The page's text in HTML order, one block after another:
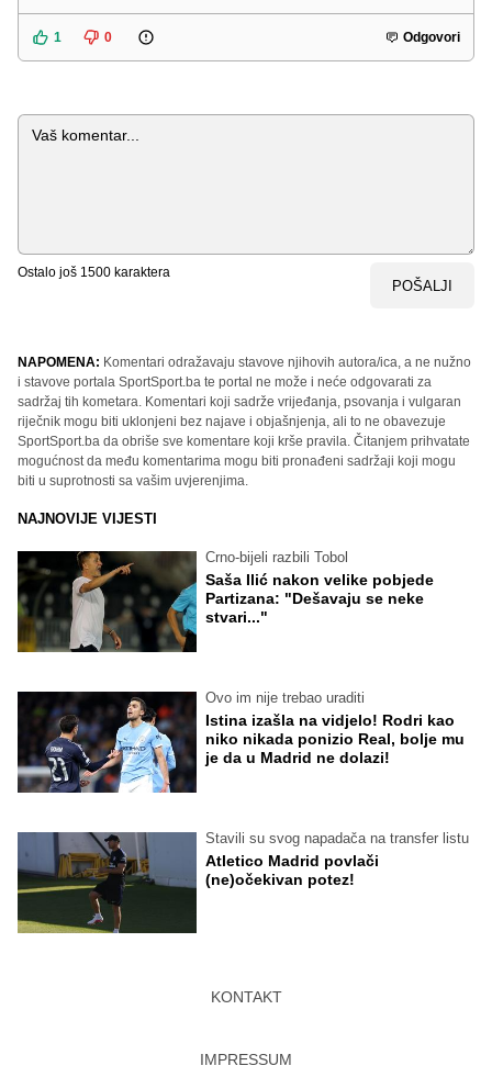
1 0 Odgovori
Komentar
Ostalo još 1500 karaktera
POŠALJI
NAPOMENA: Komentari odražavaju stavove njihovih autora/ica, a ne nužno
i stavove portala SportSport.ba te portal ne može i neće odgovarati za
sadržaj tih kometara. Komentari koji sadrže vrijeđanja, psovanja i vulgaran
riječnik mogu biti uklonjeni bez najave i objašnjenja, ali to ne obavezuje
SportSport.ba da obriše sve komentare koji krše pravila. Čitanjem prihvatate
mogućnost da među komentarima mogu biti pronađeni sadržaji koji mogu
biti u suprotnosti sa vašim uvjerenjima.
NAJNOVIJE VIJESTI
Crno-bijeli razbili Tobol
Saša Ilić nakon velike pobjede
Partizana: "Dešavaju se neke
stvari..."
Ovo im nije trebao uraditi
Istina izašla na vidjelo! Rodri kao
niko nikada ponizio Real, bolje mu
je da u Madrid ne dolazi!
Stavili su svog napadača na transfer listu
Atletico Madrid povlači
(ne)očekivan potez!
KONTAKT
IMPRESSUM